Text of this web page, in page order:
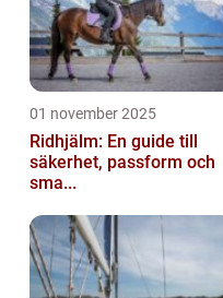
01 november 2025
Ridhjälm: En guide till
säkerhet, passform och
sma...